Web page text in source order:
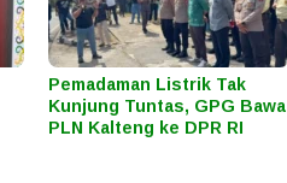
Pemadaman Listrik Tak
Kunjung Tuntas, GPG Bawa
PLN Kalteng ke DPR RI